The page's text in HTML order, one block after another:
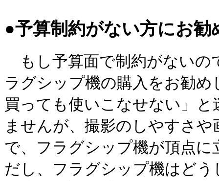
●予算制約がない方にお
もし予算面で制約がないの
ラグシップ機の購入をお勧
買っても使いこなせない」
ませんが、撮影のしやすさ
で、フラグシップ機が頂点
だし、フラグシップ機はど